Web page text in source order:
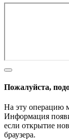
Пожалуйста,
На эту операцию
Информация
если открытие
браузера.